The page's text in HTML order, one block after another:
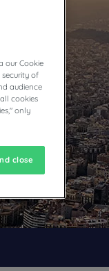
our Cookie
of
audience
cookies
only
close